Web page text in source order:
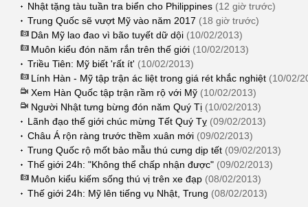
Nhật tặng tàu tuần tra biển cho Philippines (12 giờ trước)
Trung Quốc sẽ vượt Mỹ vào năm 2017 (18 giờ trước)
Dân Mỹ lao đao vì bão tuyết dữ dội (10/02/2013)
Muôn kiểu đón năm rắn trên thế giới (10/02/2013)
Triều Tiên: Mỹ biết 'rất ít' (10/02/2013)
Lính Hàn - Mỹ tập trận ác liệt trong giá rét khắc nghiệt (10/02/
Xem Hàn Quốc tập trận rầm rộ với Mỹ (10/02/2013)
Người Nhật tưng bừng đón năm Quý Tị (10/02/2013)
Lãnh đạo thế giới chúc mừng Tết Quý Tỵ (09/02/2013)
Châu Á rộn ràng trước thềm xuân mới (09/02/2013)
Trung Quốc rộ mốt bảo mẫu thú cưng dịp tết (09/02/2013)
Thế giới 24h: "Không thể chấp nhận được" (09/02/2013)
Muôn kiểu kiếm sống thú vị trên xe đạp (08/02/2013)
Thế giới 24h: Mỹ lên tiếng vụ Nhật, Trung (08/02/2013)